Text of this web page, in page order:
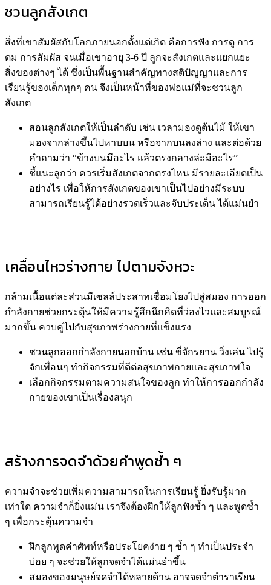
ชวนลูกสังเกต
สิ่งที่เขาสัมผัสกับโลกภายนอกตั้งแต่เกิด คือการฟัง การดู การ
ดม การสัมผัส จนเมื่อเขาอายุ 3-6 ปี ลูกจะสังเกตและแยกแยะ
สิ่งของต่างๆ ได้ ซึ่งเป็นพื้นฐานสำคัญทางสติปัญญาและการ
เรียนรู้ของเด็กทุกๆ คน จึงเป็นหน้าที่ของพ่อแม่ที่จะชวนลูก
สังเกต
สอนลูกสังเกตให้เป็นลำดับ เช่น เวลามองดูต้นไม้ ให้เขา
มองจากล่างขึ้นไปหาบบน หรือจากบนลงล่าง และต่อด้วย
คำถามว่า “ข้างบนมีอะไร แล้วตรงกลางล่ะมีอะไร”
ชี้แนะลูกว่า ควรเริ่มสังเกตจากตรงไหน มีรายละเอียดเป็น
อย่างไร เพื่อให้การสังเกตของเขาเป็นไปอย่างมีระบบ
สามารถเรียนรู้ได้อย่างรวดเร็วและจับประเด็น ได้แม่นยำ
เคลื่อนไหวร่างกาย ไปตามจังหวะ
กล้ามเนื้อแต่ละส่วนมีเซลล์ประสาทเชื่อมโยงไปสู่สมอง การออก
กำลังกายช่วยกระตุ้นให้มีความรู้สึกนึกคิดที่ว่องไวและสมบูรณ์
มากขึ้น ควบคู่ไปกับสุขภาพร่างกายที่แข็งแรง
ชวนลูกออกกำลังกายนอกบ้าน เช่น ขี่จักรยาน วิ่งเล่น ไปรู้
จักเพื่อนๆ ทำกิจกรรมที่ดีต่อสุขภาพกายและสุขภาพใจ
เลือกกิจกรรมตามความสนใจของลูก ทำให้การออกกำลัง
กายของเขาเป็นเรื่องสนุก
สร้างการจดจำด้วยคำพูดซ้ำ ๆ
ความจำจะช่วยเพิ่มความสามารถในการเรียนรู้ ยิ่งรับรู้มาก
เท่าใด ความจำก็ยิ่งแม่น เราจึงต้องฝึกให้ลูกฟังซ้ำ ๆ และพูดซ้ำ
ๆ เพื่อกระตุ้นความจำ
ฝึกลูกพูดคำศัพท์หรือประโยคง่าย ๆ ซ้ำ ๆ ทำเป็นประจำ
บ่อย ๆ จะช่วยให้ลูกจดจำได้แม่นยำขึ้น
สมองของมนุษย์จดจำได้หลายด้าน อาจจดจำตำราเรียน